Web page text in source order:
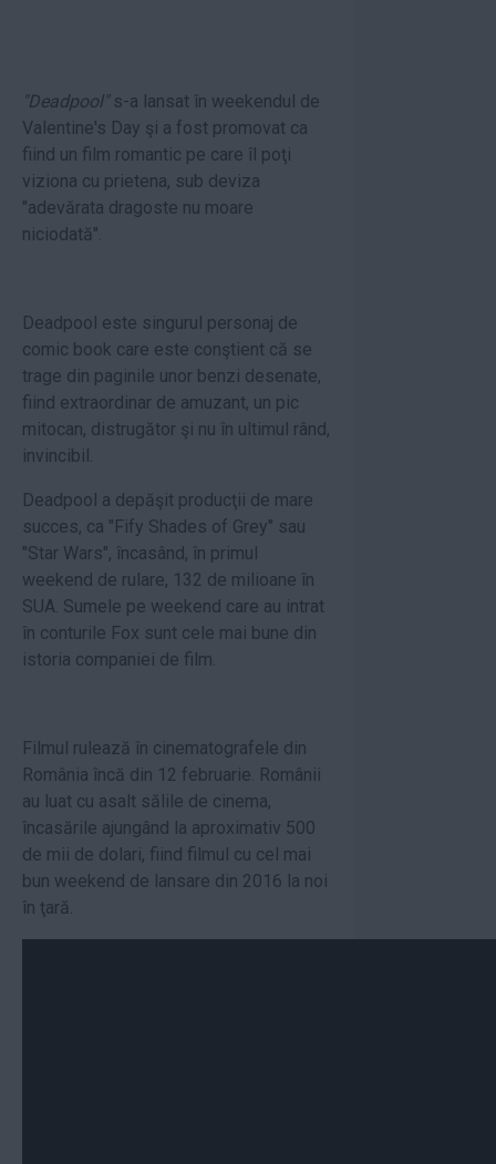
"Deadpool"s-a lansat în weekendul de
Valentine's Day şi a fost promovat ca
fiind un film romantic pe care îl poţi
viziona cu prietena, sub deviza
"adevărata dragoste nu moare
niciodată".
Deadpool este singurul personaj de
comic book care este conştient că se
trage din paginile unor benzi desenate,
fiind extraordinar de amuzant, un pic
mitocan, distrugător şi nu în ultimul rând,
invincibil.
Deadpool a depăşit producţii de mare
succes, ca "Fify Shades of Grey" sau
"Star Wars", încasând, în primul
weekend de rulare, 132 de milioane în
SUA. Sumele pe weekend care au intrat
în conturile Fox sunt cele mai bune din
istoria companiei de film.
Filmul rulează în cinematografele din
România încă din 12 februarie. Românii
au luat cu asalt sălile de cinema,
încasările ajungând la aproximativ 500
de mii de dolari, fiind filmul cu cel mai
bun weekend de lansare din 2016 la noi
în ţară.